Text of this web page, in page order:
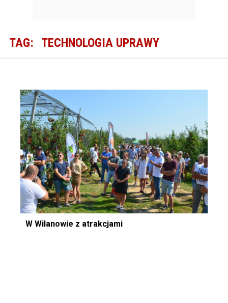
TAG: TECHNOLOGIA UPRAWY
W Wilanowie z atrakcjami